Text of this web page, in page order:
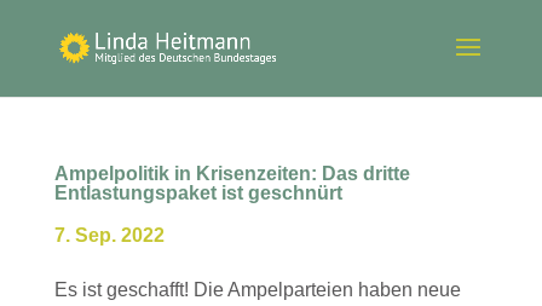
Ampelpolitik in Krisenzeiten: Das dritte
Entlastungspaket ist geschnürt
7. Sep. 2022
Es ist geschafft! Die Ampelparteien haben neue